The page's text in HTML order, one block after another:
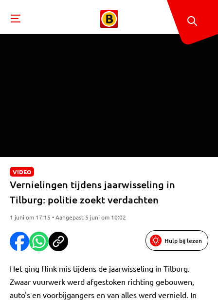
VIDEO
Vernielingen tijdens jaarwisseling in
Tilburg: politie zoekt verdachten
1 juni om 17:15 • Aangepast 5 juni om 10:02
Hulp bij lezen
Het ging flink mis tijdens de jaarwisseling in Tilburg.
Zwaar vuurwerk werd afgestoken richting gebouwen,
auto's en voorbijgangers en van alles werd vernield. In